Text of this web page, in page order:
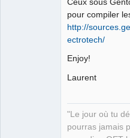
Ceux sous
pour compiler
http://
ectrotech/
Enjoy!
Laurent
"Le jour où tu
pourras jamais